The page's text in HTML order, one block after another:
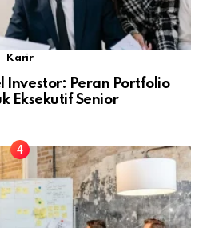
Karir
Investor: Peran Portfolio
Eksekutif Senior